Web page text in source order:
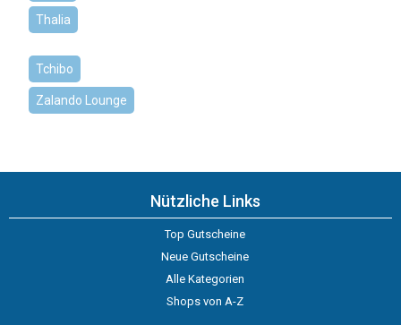
Thalia
Tchibo
Zalando Lounge
Nützliche Links
Top Gutscheine
Neue Gutscheine
Alle Kategorien
Shops von A-Z